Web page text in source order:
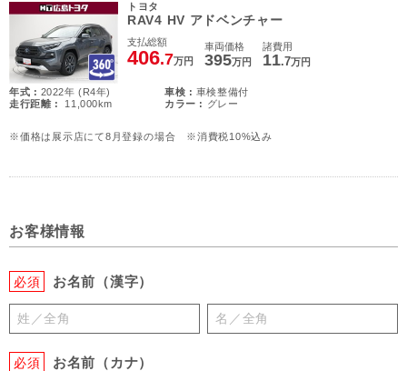
トヨタ
RAV4 HV アドベンチャー
支払総額
406.7万円
車両価格
395万円
諸費用
11.7万円
年式 : 2022年 (R4年) 車検 : 車検整備付
走行距離 :
11,000km カラー : グレー
※価格は展示店にて8月登録の場合 ※消費税10%込み
お客様情報
必須 お名前（漢字）
必須 お名前（カナ）